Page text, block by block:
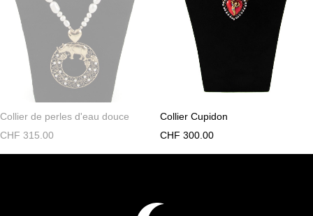
Collier de perles d'eau douce
CHF 315.00
Collier Cupidon
CHF 300.00